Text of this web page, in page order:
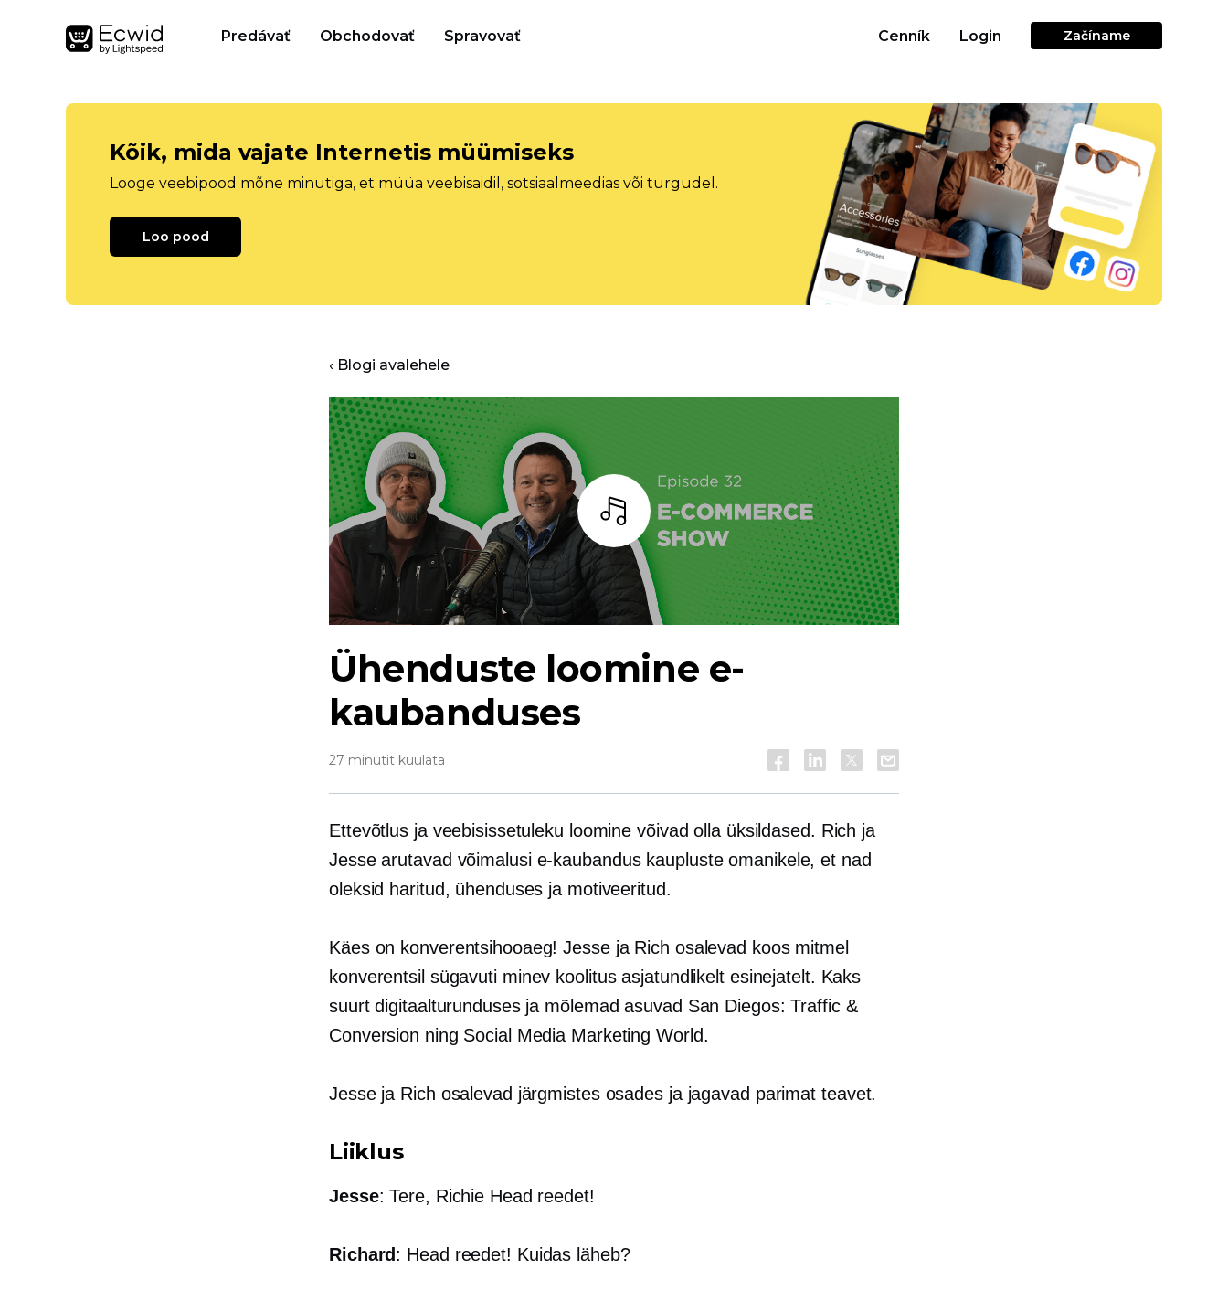
Predávať Obchodovať Spravovať Cenník Login Začíname
Kõik, mida vajate Internetis müümiseks
Looge veebipood mõne minutiga, et müüa veebisaidil, sotsiaalmeedias või turgudel.
Loo pood
‹ Blogi avalehele
Kuulama
Ühenduste loomine e-
kaubanduses
27 minutit kuulata
Ettevõtlus ja veebisissetuleku loomine võivad olla üksildased. Rich ja
Jesse arutavad võimalusi e-kaubanduskaupluste omanikele, et nad
oleksid haritud, ühenduses ja motiveeritud.
Käes on konverentsihooaeg! Jesse ja Rich osalevad koos mitmel
konverentsil sügavuti minev koolitus asjatundlikelt esinejatelt. Kaks
suurt digitaalturunduses ja mõlemad asuvad San Diegos: Traffic &
Conversion ning Social Media Marketing World.
Jesse ja Rich osalevad järgmistes osades ja jagavad parimat teavet.
Liiklus
Jesse: Tere, Richie Head reedet!
Richard: Head reedet! Kuidas läheb?